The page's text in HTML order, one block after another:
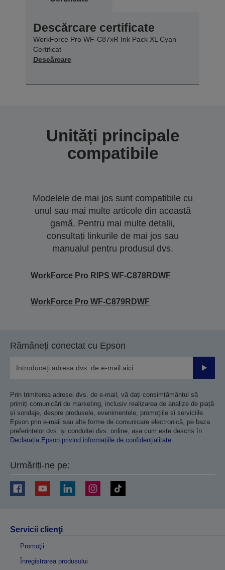
Descărcare certificate
WorkForce Pro WF-C87xR Ink Pack XL Cyan
Certificat
Descărcare
Unități principale
compatibile
Modelele de mai jos sunt compatibile cu
unul sau mai multe articole din această
gamă. Pentru mai multe detalii,
consultați linkurile de mai jos sau
manualul pentru produsul dvs.
WorkForce Pro RIPS WF-C878RDWF
WorkForce Pro WF-C879RDWF
Rămâneți conectat cu Epson
Prin trimiterea adresei dvs. de e-mail, vă dați consimțământul să
primiți comunicări de marketing, inclusiv realizarea de analize de piață
și sondaje, despre produsele, evenimentele, promoțiile și serviciile
Epson prin e-mail sau alte forme de comunicare electronică, pe baza
preferințelor dvs. și conduitei dvs. online, așa cum este descris în
Declarația Epson privind informațiile de confidențialitate
Urmăriți-ne pe:
Servicii clienţi
Promoţii
Înregistrarea produsului